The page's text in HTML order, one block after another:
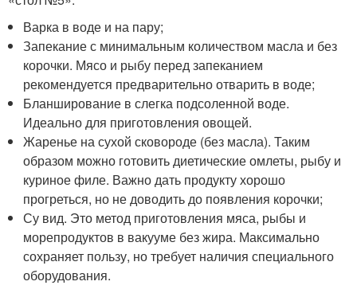
Варка в воде и на пару;
Запекание с минимальным количеством масла и без
корочки. Мясо и рыбу перед запеканием
рекомендуется предварительно отварить в воде;
Бланширование в слегка подсоленной воде.
Идеально для приготовления овощей.
Жаренье на сухой сковороде (без масла). Таким
образом можно готовить диетические омлеты, рыбу и
куриное филе. Важно дать продукту хорошо
прогреться, но не доводить до появления корочки;
Су вид. Это метод приготовления мяса, рыбы и
морепродуктов в вакууме без жира. Максимально
сохраняет пользу, но требует наличия специального
оборудования.